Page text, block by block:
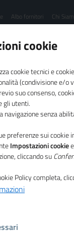
Albo fornitori Chi
E
al Piano
PARITÀ DI
di certificazione
cookie
cookie tecnici e
(condivisione e/o
suo consenso,
gli utenti.
navigazione senza
preferenze sui cookie
Impostazioni cookie
cliccando su
Policy completa,